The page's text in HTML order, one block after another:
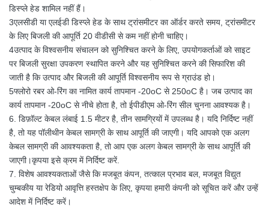
डिस्प्ले हेड शामिल नहीं हैं।
3एलसीडी या एलईडी डिस्प्ले हेड के साथ ट्रांसमीटर का ऑर्डर करते समय, ट्रांसमीटर
के लिए बिजली की आपूर्ति 20 वीडीसी से कम नहीं होनी चाहिए।
4उत्पाद के विश्वसनीय संचालन को सुनिश्चित करने के लिए, उपयोगकर्ताओं को साइट
पर बिजली सुरक्षा उपकरण स्थापित करने और यह सुनिश्चित करने की सिफारिश की
जाती है कि उत्पाद और बिजली की आपूर्ति विश्वसनीय रूप से ग्राउंड हो।
5फ्लोरो रबर ओ-रिंग का नामित कार्य तापमान -20oC से 250oC है। जब उत्पाद का
कार्य तापमान -20oC से नीचे होता है, तो ईपीडीएम ओ-रिंग सील चुनना आवश्यक है।
6. डिफ़ॉल्ट केबल लंबाई 1.5 मीटर है, तीन सामग्रियों में उपलब्ध है। यदि निर्दिष्ट नहीं
है, तो यह पॉलीथीन केबल सामग्री के साथ आपूर्ति की जाएगी। यदि आपको एक अलग
केबल सामग्री की आवश्यकता है, तो आप एक अलग केबल सामग्री के साथ आपूर्ति की
जाएगी।कृपया इसे क्रम में निर्दिष्ट करें.
7. विशेष आवश्यकताओं जैसे कि मजबूत कंपन, तत्काल प्रभाव बल, मजबूत विद्युत
चुम्बकीय या रेडियो आवृत्ति हस्तक्षेप के लिए, कृपया हमारी कंपनी को सूचित करें और उन्हें
आदेश में निर्दिष्ट करें।